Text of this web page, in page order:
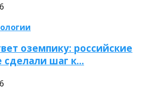
оземпику: российские
сделали шаг к…